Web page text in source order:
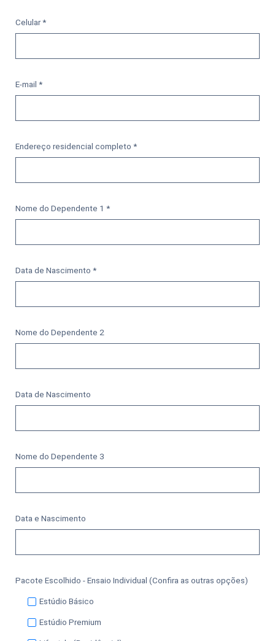
Celular *
E-mail *
Endereço residencial completo *
Nome do Dependente 1 *
Data de Nascimento *
Nome do Dependente 2
Data de Nascimento
Nome do Dependente 3
Data e Nascimento
Pacote Escolhido - Ensaio Individual (Confira as outras opções)
Estúdio Básico
Estúdio Premium